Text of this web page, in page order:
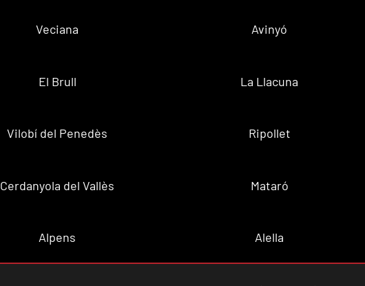
Veciana Avinyó
El Brull La Llacuna
Vilobí del Penedès Ripollet
Cerdanyola del Vallès Mataró
Alpens Alella